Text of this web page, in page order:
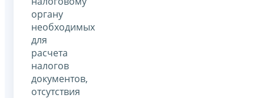
органу
необходимых
для
расчета
налогов
документов,
отсутствия